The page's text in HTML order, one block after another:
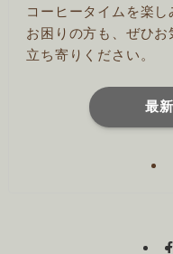
コーヒータイムを楽
お困りの方も、ぜひ
立ち寄りください。
最